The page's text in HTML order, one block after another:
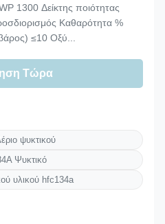
1300 Δείκτης ποιότητας
Καθαρότητα %
≤10 Οξύ...
Τώρα
ψυκτικού
Ψυκτικό
υλικού hfc134a